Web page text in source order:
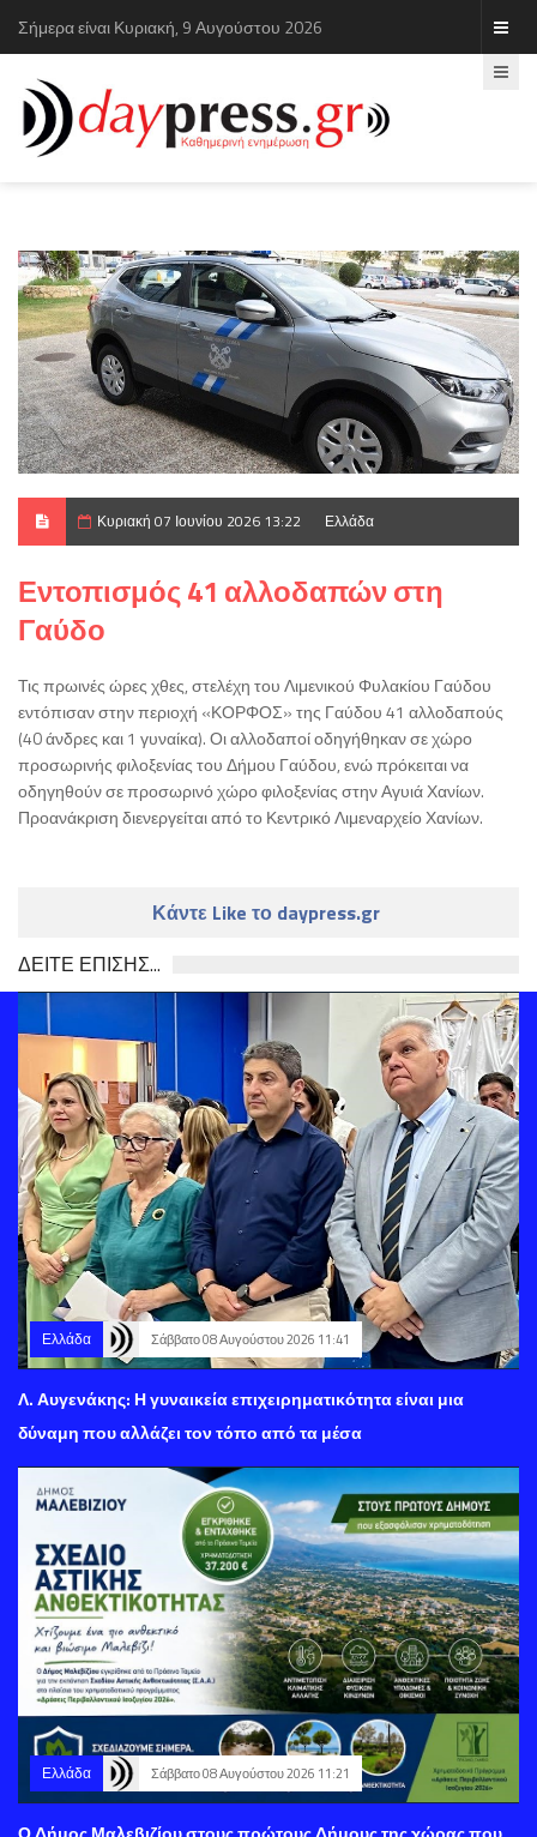
Σήμερα είναι Κυριακή, 9 Αυγούστου 2026
Κυριακή 07 Ιουνίου 2026 13:22 Ελλάδα
Εντοπισμός 41 αλλοδαπών στη
Γαύδο
Τις πρωινές ώρες χθες, στελέχη του Λιμενικού Φυλακίου Γαύδου
εντόπισαν στην περιοχή «ΚΟΡΦΟΣ» της Γαύδου 41 αλλοδαπούς
(40 άνδρες και 1 γυναίκα). Οι αλλοδαποί οδηγήθηκαν σε χώρο
προσωρινής φιλοξενίας του Δήμου Γαύδου, ενώ πρόκειται να
οδηγηθούν σε προσωρινό χώρο φιλοξενίας στην Αγυιά Χανίων.
Προανάκριση διενεργείται από το Κεντρικό Λιμεναρχείο Χανίων.
Κάντε Like το daypress.gr
ΔΕΙΤΕ ΕΠΙΣΗΣ...
Ελλάδα Σάββατο 08 Αυγούστου 2026 11:41
Λ. Αυγενάκης: Η γυναικεία επιχειρηματικότητα είναι μια
δύναμη που αλλάζει τον τόπο από τα μέσα
Ελλάδα Σάββατο 08 Αυγούστου 2026 11:21